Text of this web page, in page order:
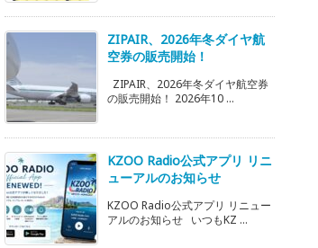
ZIPAIR、2026年冬ダイヤ航
空券の販売開始！
ZIPAIR、2026年冬ダイヤ航空券
の販売開始！ 2026年10 ...
KZOO Radio公式アプリ リニ
ューアルのお知らせ
KZOO Radio公式アプリ リニュー
アルのお知らせ いつもKZ ...